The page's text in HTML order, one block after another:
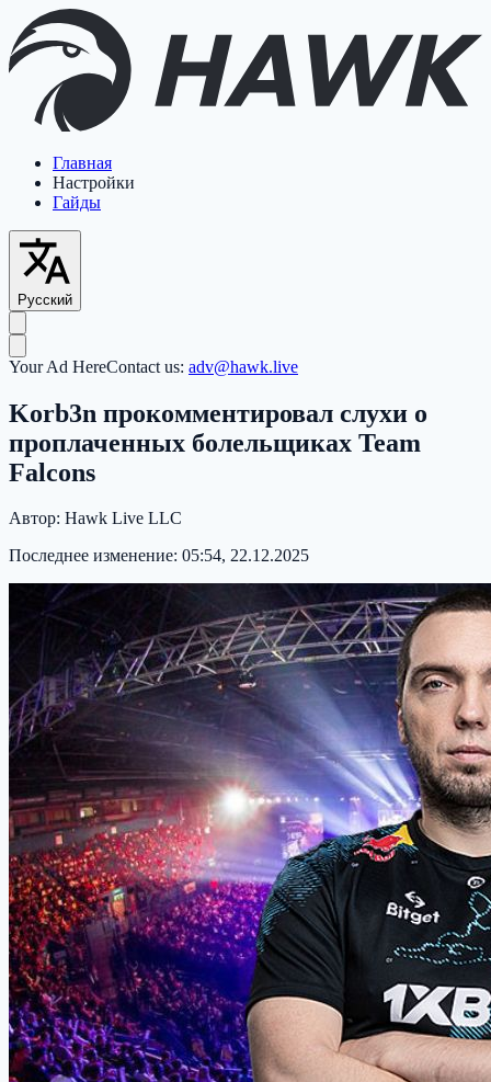
Главная
Настройки
Гайды
Русский
Your Ad HereContact us: adv@hawk.live
Korb3n прокомментировал слухи о
проплаченных болельщиках Team
Falcons
Автор: Hawk Live LLC
Последнее изменение: 05:54, 22.12.2025